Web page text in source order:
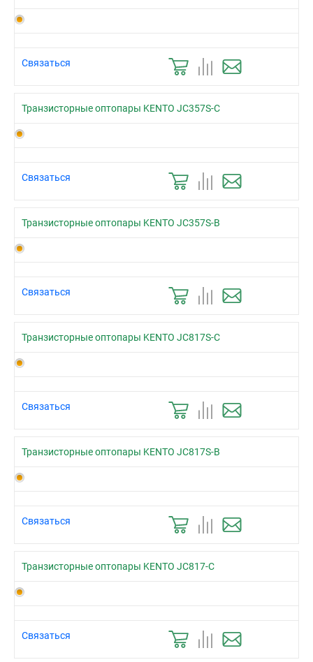
Связаться
Транзисторные оптопары KENTO JC357S-C
Связаться
Транзисторные оптопары KENTO JC357S-B
Связаться
Транзисторные оптопары KENTO JC817S-C
Связаться
Транзисторные оптопары KENTO JC817S-B
Связаться
Транзисторные оптопары KENTO JC817-C
Связаться